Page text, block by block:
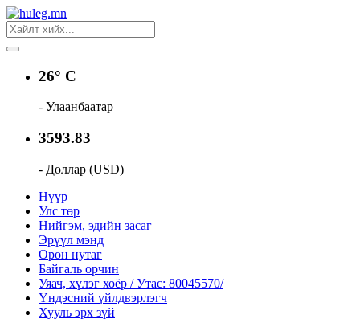
26° C
- Улаанбаатар
3593.83
- Доллар (USD)
Нүүр
Улс төр
Нийгэм, эдийн засаг
Эрүүл мэнд
Орон нутаг
Байгаль орчин
Уяач, хүлэг хоёр / Утас: 80045570/
Үндэсний үйлдвэрлэгч
Хууль эрх зүй